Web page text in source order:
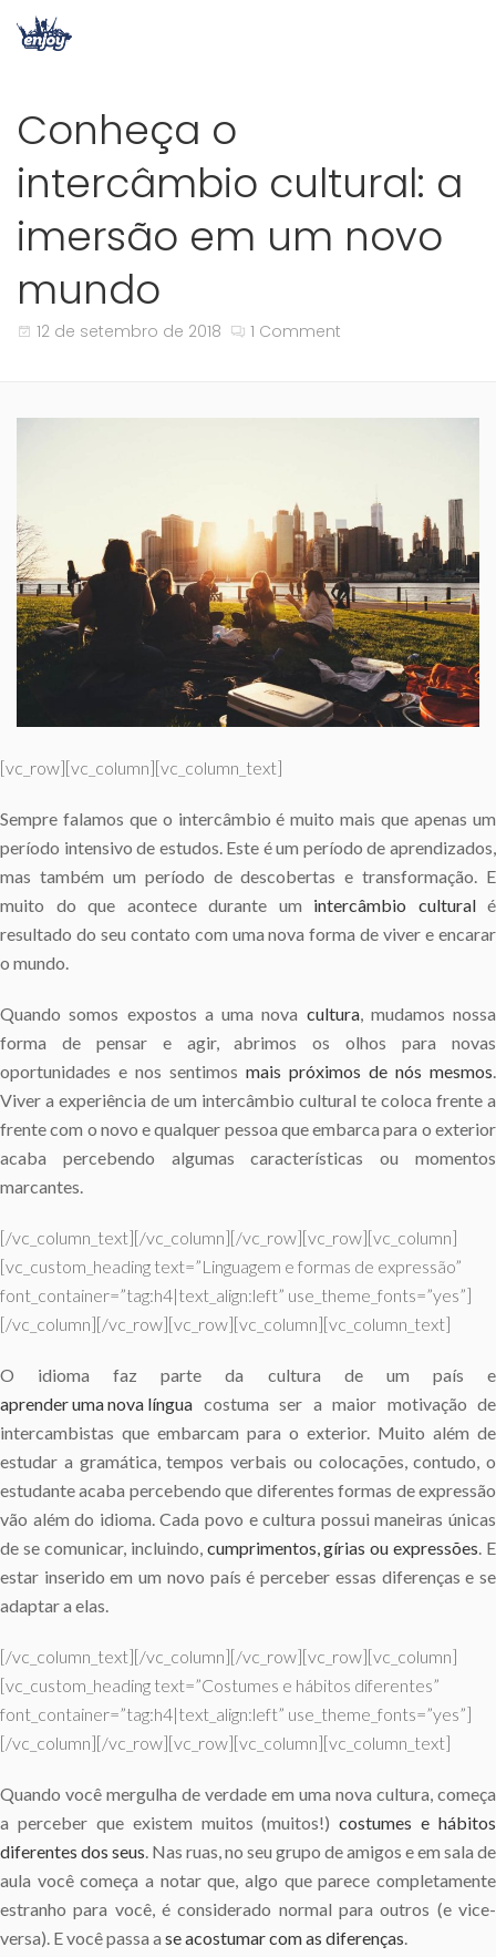
Conheça o
intercâmbio cultural: a
imersão em um novo
mundo
12 de setembro de 2018 1 Comment
[vc_row][vc_column][vc_column_text]
Sempre falamos que o intercâmbio é muito mais que apenas um
período intensivo de estudos. Este é um período de aprendizados,
mas também um período de descobertas e transformação. E
muito do que acontece durante um intercâmbio culturalé
resultado do seu contato com uma nova forma de viver e encarar
o mundo.
Quando somos expostos a uma nova cultura, mudamos nossa
forma de pensar e agir, abrimos os olhos para novas
oportunidades e nos sentimos mais próximos de nós mesmos
Viver a experiência de um intercâmbio cultural te coloca frente a
frente com o novo e qualquer pessoa que embarca para o exterior
acaba percebendo algumas características ou momentos
marcantes.
[/vc_column_text][/vc_column][/vc_row][vc_row][vc_column]
[vc_custom_heading text=”Linguagem e formas de expressão”
font_container=”tag:h4|text_align:left” use_theme_fonts=”yes”]
[/vc_column][/vc_row][vc_row][vc_column][vc_column_text]
O idioma faz parte da cultura de um país e
aprender uma nova língua costuma ser a maior motivação de
intercambistas que embarcam para o exterior. Muito além de
estudar a gramática, tempos verbais ou colocações, contudo, o
estudante acaba percebendo que diferentes formas de expressão
vão além do idioma. Cada povo e cultura possui maneiras únicas
de se comunicar, incluindo, cumprimentos, gírias ou expressões . E
estar inserido em um novo país é perceber essas diferenças e se
adaptar a elas.
[/vc_column_text][/vc_column][/vc_row][vc_row][vc_column]
[vc_custom_heading text=”Costumes e hábitos diferentes”
font_container=”tag:h4|text_align:left” use_theme_fonts=”yes”]
[/vc_column][/vc_row][vc_row][vc_column][vc_column_text]
Quando você mergulha de verdade em uma nova cultura, começa
a perceber que existem muitos (muitos!)costumes e hábitos
diferentes dos seus . Nas ruas, no seu grupo de amigos e em sala de
aula você começa a notar que, algo que parece completamente
estranho para você, é considerado normal para outros (e vice-
versa). E você passa a se acostumar com as diferenças